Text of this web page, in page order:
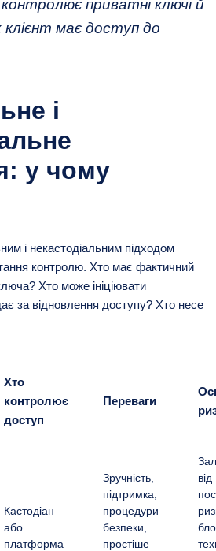
приватні ключі й
клієнт має доступ до
і
у чому
і некастодіальним підходом
контролю. Хто має фактичний
Хто може ініціювати
за відновлення доступу? Хто несе
Хто
контролює
доступ
Переваги
Кастодіан
або
платформа
Зручність,
підтримка,
процедури
безпеки,
простіше
від